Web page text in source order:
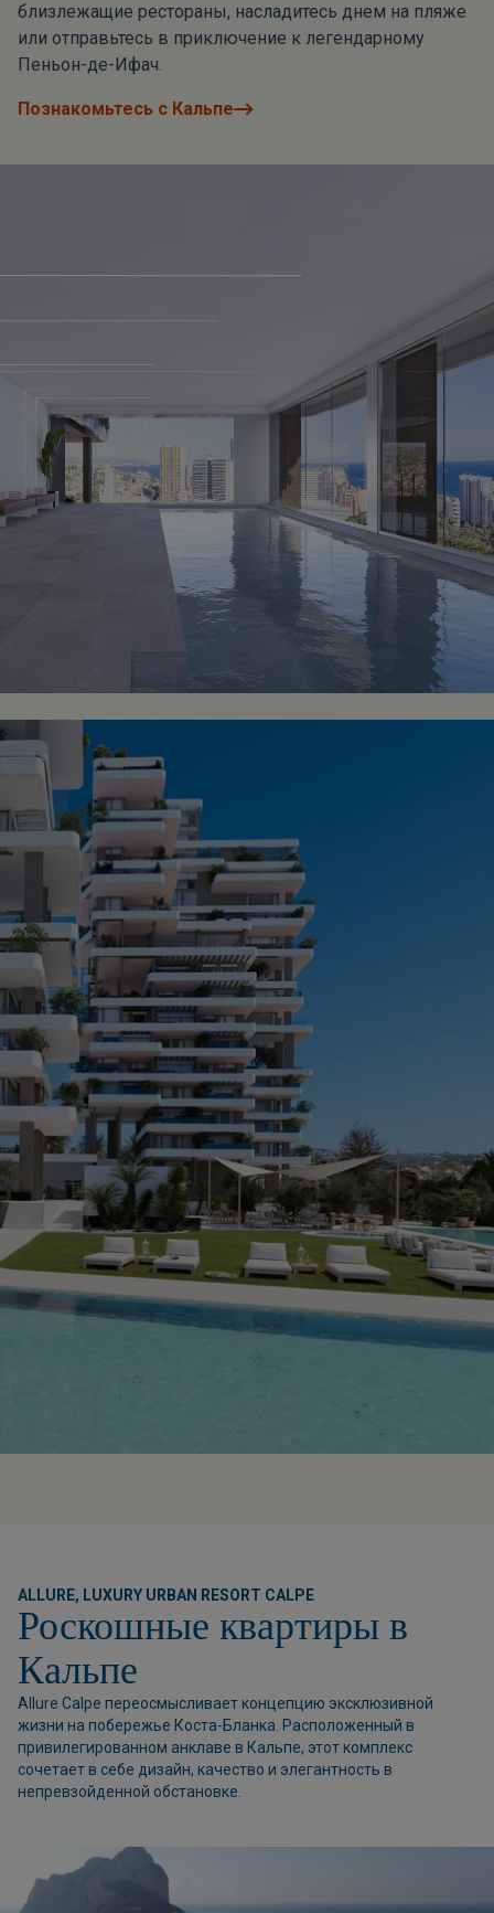
близлежащие рестораны, насладитесь днем на пляже
или отправьтесь в приключение к легендарному
Пеньон-де-Ифач.
Познакомьтесь с Кальпе
ALLURE, LUXURY URBAN RESORT CALPE
Роскошные квартиры в
Кальпе
Allure Calpe переосмысливает концепцию эксклюзивной
жизни на побережье Коста-Бланка. Расположенный в
привилегированном анклаве в Кальпе, этот комплекс
сочетает в себе дизайн, качество и элегантность в
непревзойденной обстановке.